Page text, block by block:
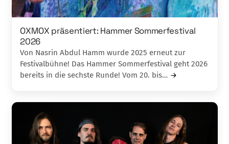
OXMOX präsentiert: Hammer Sommerfestival
2026
Von Nasrin Abdul Hamm wurde 2025 erneut zur
Festivalbühne! Das Hammer Sommerfestival geht 2026
bereits in die sechste Runde! Vom 20. bis…